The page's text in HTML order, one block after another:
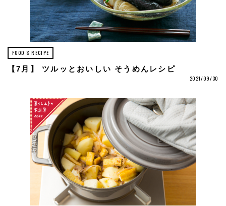
FOOD & RECIPE
【7月】 ツルッとおいしい そうめんレシピ
2021/09/30